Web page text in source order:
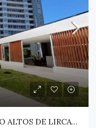
DEPTO AMOBLADO EDIFICIO ALTOS DE LIRCAY – TALCA